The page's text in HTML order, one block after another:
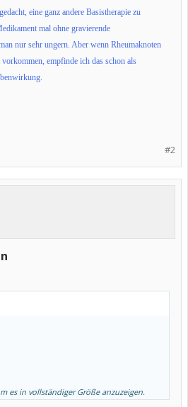
eine ganz andere Basistherapie zu
mal ohne gravierende
nur sehr ungern. Aber wenn Rheumaknoten
empfinde ich das schon als
#2
es in vollständiger Größe anzuzeigen.